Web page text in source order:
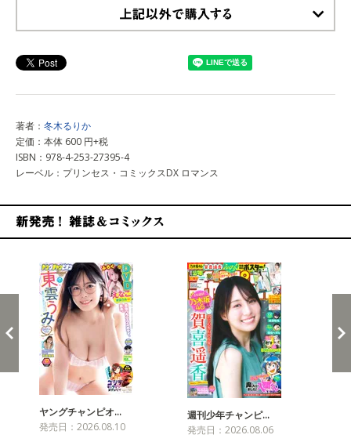
著者： 冬木るりか
定価：本体 600 円+税
ISBN：978-4-253-27395-4
レーベル：プリンセス・コミックスDX ロマンス
ヤングチャンピオ…
発売日：2026.08.10
週刊少年チャンピ…
発売日：2026.08.06